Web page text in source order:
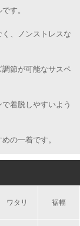
す。
、ノンストレスな
節が可能なサスペ
着脱しやすいよう
の一着です。
ワタリ 裾幅